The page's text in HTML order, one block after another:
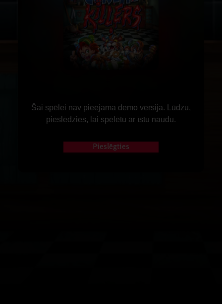
Šai spēlei nav pieejama demo versija. Lūdzu,
pieslēdzies, lai spēlētu ar īstu naudu.
Pieslēgties